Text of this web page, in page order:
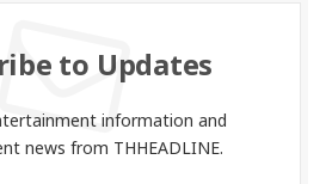
to Updates
information and
news from THHEADLINE.